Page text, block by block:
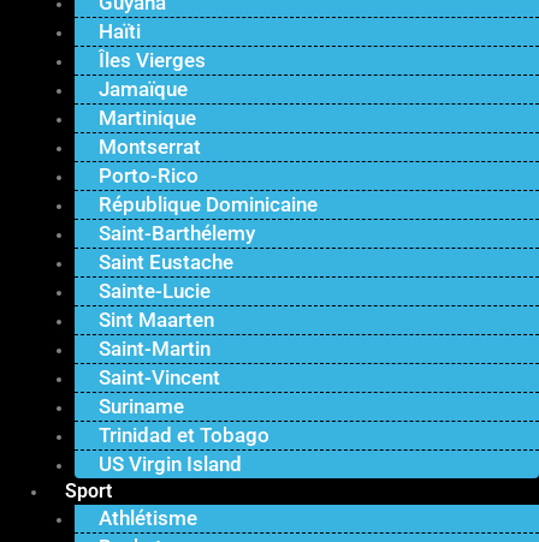
Haïti
Îles Vierges
Jamaïque
Martinique
Montserrat
Porto-Rico
République Dominicaine
Saint-Barthélemy
Saint Eustache
Sainte-Lucie
Sint Maarten
Saint-Martin
Saint-Vincent
Suriname
Trinidad et Tobago
US Virgin Island
Sport
Athlétisme